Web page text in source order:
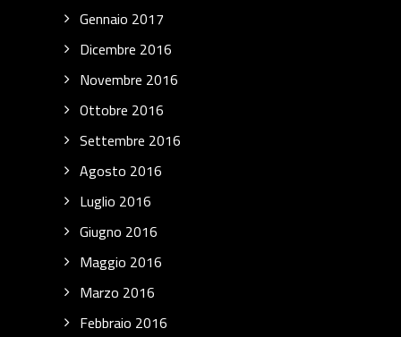
Gennaio 2017
Dicembre 2016
Novembre 2016
Ottobre 2016
Settembre 2016
Agosto 2016
Luglio 2016
Giugno 2016
Maggio 2016
Marzo 2016
Febbraio 2016